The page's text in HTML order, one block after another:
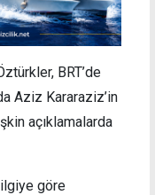
BRT’de
Aziz Kararaziz’in
açıklamalarda
göre